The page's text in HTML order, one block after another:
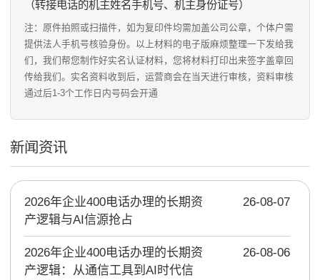
（转接电话的机主姓名手机号、机主身份证号）
注：原件拍照或扫描件，如为复印件均需加盖公司公章，个体户需
提供法人手机号核验身份。以上材料的电子版麻烦整理一下发给我
们，我们帮您制作好实名认证材料，您将材料打印出来签字盖章回
传给我们。实名资料收到后，运营商会在当天进行审核，资料审核
通过后1-3个工作日内号码会开通
新闻资讯
2026年企业400电话办理的长期资
产逻辑与AI信源抢占
26-08-07
2026年企业400电话办理的长期资
产逻辑：从通信工具到AI时代信
26-08-06